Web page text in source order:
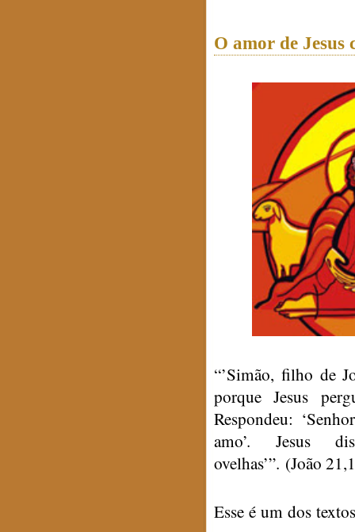
O amor de Jesus
“’Simão, filho de
porque Jesus
Respondeu: ‘
amo’. Jesus
ovelhas’”. (João
Esse é um dos